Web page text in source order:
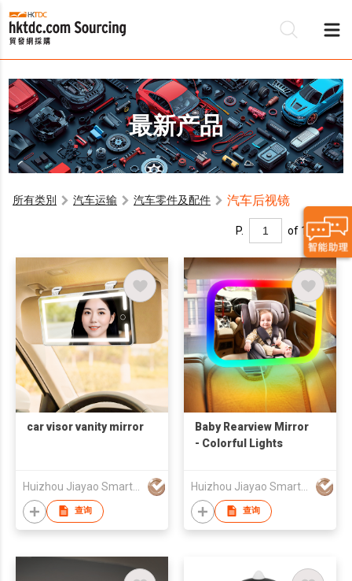
最新产品
所有类別 汽车运输 汽车零件及配件 汽车后视镜
P. of 1
car visor vanity mirror
Huizhou Jiayao Smart Technology Co., Ltd.
查询
Baby Rearview Mirror
- Colorful Lights
Huizhou Jiayao Smart Technology Co., Ltd.
查询